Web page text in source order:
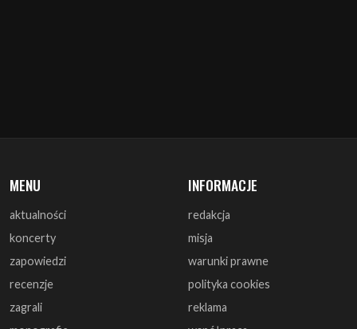
aktualności
zapowiedzi
recenzje
zagrali
monografie
artykuły
wywiady
redakcja
warunki prawne
polityka cookies
reklama
współpraca
kontakt